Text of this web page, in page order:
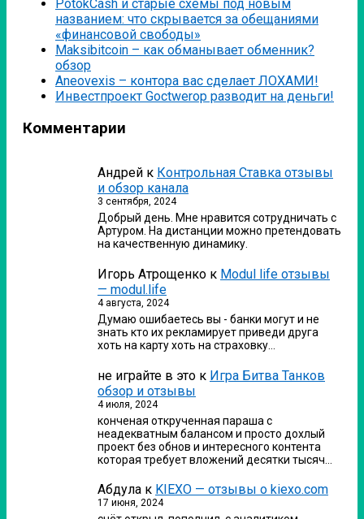
PotokCash и старые схемы под новым
названием: что скрывается за обещаниями
«финансовой свободы»
Мaksibitcoin – как обманывает обменник?
обзор
Аneovexis – контора вас сделает ЛОХАМИ!
Инвестпроект Goctwerop разводит на деньги!
Комментарии
Андрей к Контрольная Ставка отзывы
и обзор канала
3 сентября, 2024
Добрый день. Мне нравится сотрудничать с
Артуром. На дистанции можно претендовать
на качественную динамику.
Игорь Атрощенко к Modul life отзывы
— modul.life
4 августа, 2024
Думаю ошибаетесь вы - банки могут и не
знать кто их рекламирует приведи друга
хоть на карту хоть на страховку…
не играйте в это к Игра Битва Танков
обзор и отзывы
4 июля, 2024
конченая открученная параша с
неадекватным балансом и просто дохлый
проект без обнов и интересного контента
которая требует вложений десятки тысяч…
Абдула к KIEXO — отзывы о kiexo.com
17 июня, 2024